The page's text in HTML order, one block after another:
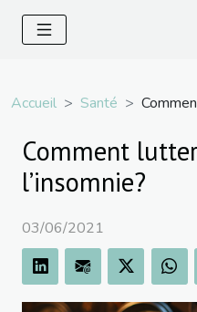
Accueil Santé
Comment
l’insomnie?
03/06/2021